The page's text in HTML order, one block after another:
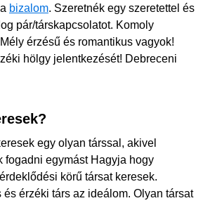
bizalom. Szeretnék egy szeretettel és
pár/társkapcsolatot. Komoly
érzésű és romantikus vagyok!
hölgy jelentkezését! Debreceni
egy olyan társsal, akivel
fogadni egymást Hagyja hogy
körű társat keresek.
és érzéki társ az ideálom. Olyan társat